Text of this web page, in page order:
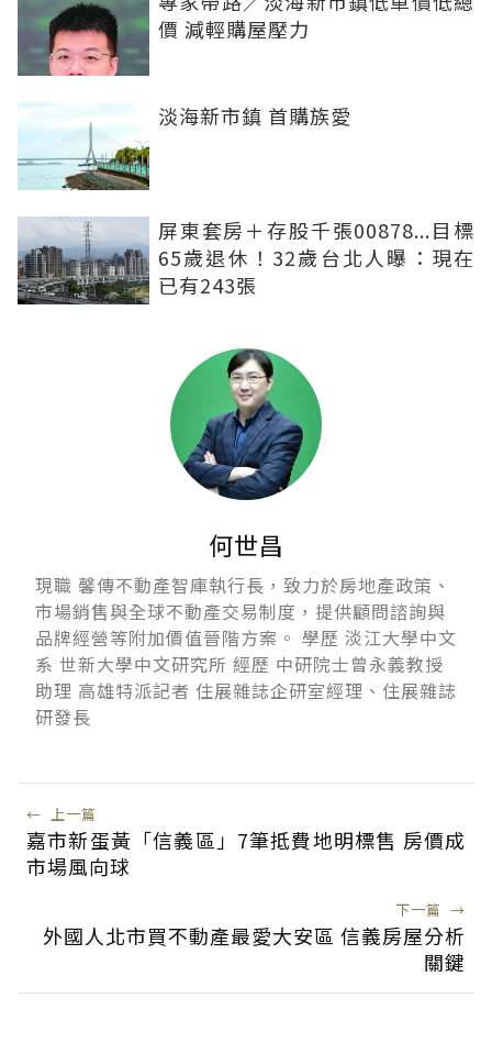
價 減輕購屋壓力
淡海新市鎮 首購族愛
屏東套房＋存股千張00878...目標
65歲退休！32歲台北人曝：現在
已有243張
何世昌
現職 馨傳不動產智庫執行長，致力於房地產政策、
市場銷售與全球不動產交易制度，提供顧問諮詢與
品牌經營等附加價值晉階方案。 學歷 淡江大學中文
系 世新大學中文研究所 經歷 中研院士曾永義教授
助理 高雄特派記者 住展雜誌企研室經理、住展雜誌
研發長
← 上一篇
嘉市新蛋黃「信義區」7筆抵費地明標售 房價成
市場風向球
下一篇 →
外國人北市買不動產最愛大安區 信義房屋分析
關鍵